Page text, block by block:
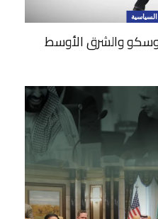
والشرق الأوسط